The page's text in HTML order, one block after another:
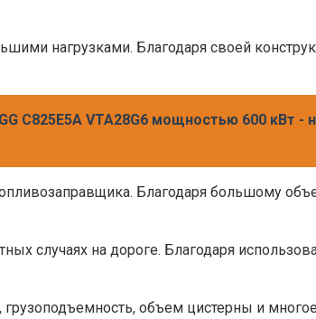
нагрузками. Благодаря своей
C825E5A VTA28G6 мощностью 600 кВт -
Благодаря большому
случаях на дороге. Благодаря
объем цистерны и